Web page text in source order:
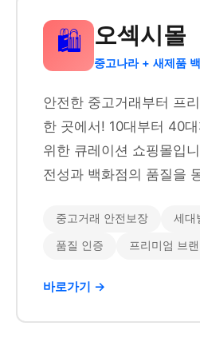
🛍️ 오섹시몰
중고나라 + 새제품
안전한 중고거래부터 프
한 곳에서! 10대부터 40
위한 큐레이션 쇼핑몰입
전성과 백화점의 품질을
중고거래 안전보장 세대
품질 인증 프리미엄 브
바로가기 →